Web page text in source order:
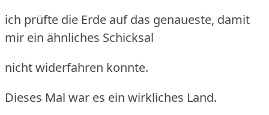
ich prüfte die Erde auf das genaueste, damit
mir ein ähnliches Schicksal
nicht widerfahren konnte.
Dieses Mal war es ein wirkliches Land.